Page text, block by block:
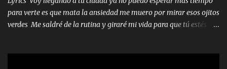
para verte es que mata la ansiedad me muero por mirar esos ojitos
verdes Me saldré de la rutina y giraré mi vida para que tú estés en